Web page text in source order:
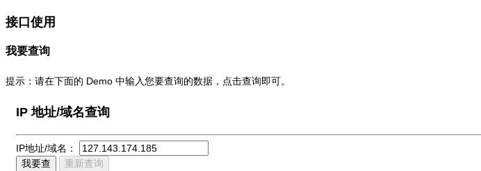
接口使用
我要查询
提示：请在下面的 Demo 中输入您要查询的数据，点击查询即可。
IP 地址/域名查询
IP地址/域名：
我要查
重新查询